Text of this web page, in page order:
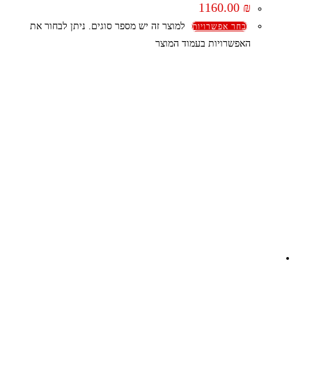
1160.00 ₪
בחר אפשרויות
למוצר זה יש מספר סוגים. ניתן לבחור את
האפשרויות בעמוד המוצר